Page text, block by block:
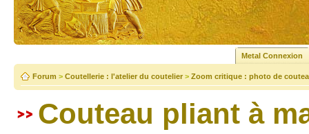
Metal Connexion
Forum > Coutellerie : l'atelier du coutelier > Zoom critique : photo de
Couteau pliant à